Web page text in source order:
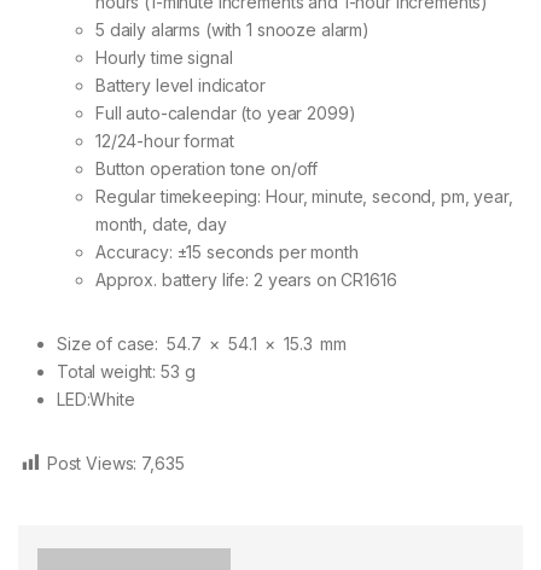
5 daily alarms (with 1 snooze alarm)
Hourly time signal
Battery level indicator
Full auto-calendar (to year 2099)
12/24-hour format
Button operation tone on/off
Regular timekeeping: Hour, minute, second, pm, year,
month, date, day
Accuracy: ±15 seconds per month
Approx. battery life: 2 years on CR1616
Size of case: 54.7 × 54.1 × 15.3 mm
Total weight: 53 g
LED:White
Post Views: 7,635